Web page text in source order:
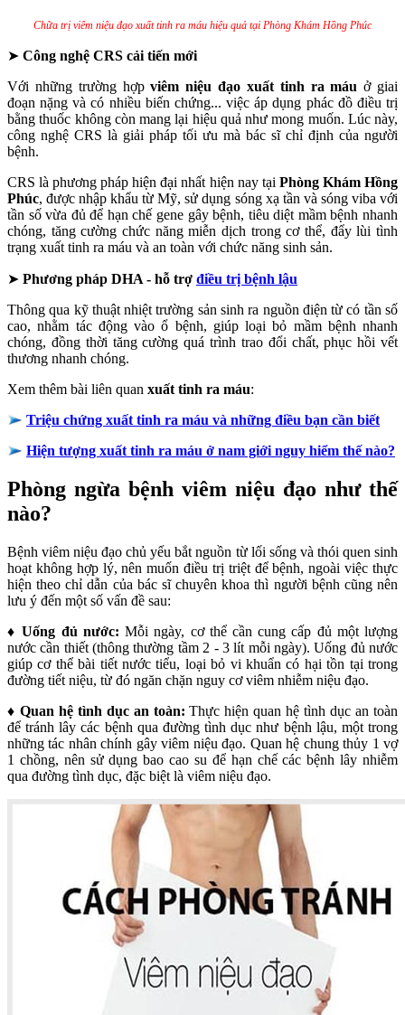
Chữa trị viêm niệu đạo xuất tinh ra máu hiệu quả tại Phòng Khám Hồng Phúc
➤ Công nghệ CRS cải tiến mới
Với những trường hợpviêm niệu đạo xuất tinh ra máu ở giai
đoạn nặng và có nhiều biến chứng... việc áp dụng phác đồ điều trị
bằng thuốc không còn mang lại hiệu quả như mong muốn. Lúc này,
công nghệ CRS là giải pháp tối ưu mà bác sĩ chỉ định của người
bệnh.
CRS là phương pháp hiện đại nhất hiện nay tại Phòng Khám Hồng
Phúc, được nhập khẩu từ Mỹ, sử dụng sóng xạ tần và sóng viba với
tần số vừa đủ để hạn chế gene gây bệnh, tiêu diệt mầm bệnh nhanh
chóng, tăng cường chức năng miễn dịch trong cơ thể, đẩy lùi tình
trạng xuất tinh ra máu và an toàn với chức năng sinh sản.
➤ Phương pháp DHA - hỗ trợ điều trị bệnh lậu
Thông qua kỹ thuật nhiệt trường sản sinh ra nguồn điện từ có tần số
cao, nhằm tác động vào ổ bệnh, giúp loại bỏ mầm bệnh nhanh
chóng, đồng thời tăng cường quá trình trao đổi chất, phục hồi vết
thương nhanh chóng.
Xem thêm bài liên quan xuất tinh ra máu:
Triệu chứng xuất tinh ra máu và những điều bạn cần biết
Hiện tượng xuất tinh ra máu ở nam giới nguy hiểm thế nào?
Phòng ngừa bệnh viêm niệu đạo như thế
nào?
Bệnh viêm niệu đạo chủ yếu bắt nguồn từ lối sống và thói quen sinh
hoạt không hợp lý, nên muốn điều trị triệt để bệnh, ngoài việc thực
hiện theo chỉ dẫn của bác sĩ chuyên khoa thì người bệnh cũng nên
lưu ý đến một số vấn đề sau:
♦Uống đủ nước: Mỗi ngày, cơ thể cần cung cấp đủ một lượng
nước cần thiết (thông thường tầm 2 - 3 lít mỗi ngày). Uống đủ nước
giúp cơ thể bài tiết nước tiểu, loại bỏ vi khuẩn có hại tồn tại trong
đường tiết niệu, từ đó ngăn chặn nguy cơ viêm nhiễm niệu đạo.
♦ Quan hệ tình dục an toàn:Thực hiện quan hệ tình dục an toàn
để tránh lây các bệnh qua đường tình dục như bệnh lậu, một trong
những tác nhân chính gây viêm niệu đạo. Quan hệ chung thủy 1 vợ
1 chồng, nên sử dụng bao cao su để hạn chế các bệnh lây nhiễm
qua đường tình dục, đặc biệt là viêm niệu đạo.